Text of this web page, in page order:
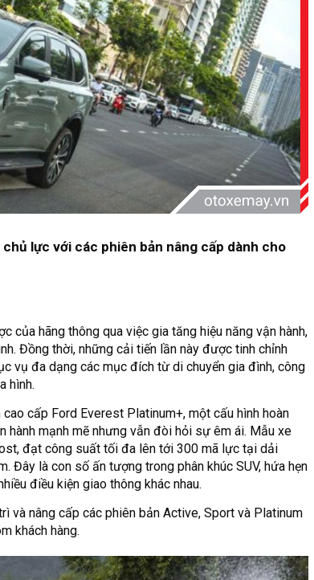
lực với các phiên bản nâng cấp dành cho
của hãng thông qua việc gia tăng hiệu năng vận hành,
Đồng thời, những cải tiến lần này được tinh chỉnh
vụ đa dạng các mục đích từ di chuyển gia đình, công
hình.
cấp Ford Everest Platinum+, một cấu hình hoàn
hành mạnh mẽ nhưng vẫn đòi hỏi sự êm ái. Mẫu xe
đạt công suất tối đa lên tới 300 mã lực tại dải
là con số ấn tượng trong phân khúc SUV, hứa hẹn
điều kiện giao thông khác nhau.
và nâng cấp các phiên bản Active, Sport và Platinum
khách hàng.